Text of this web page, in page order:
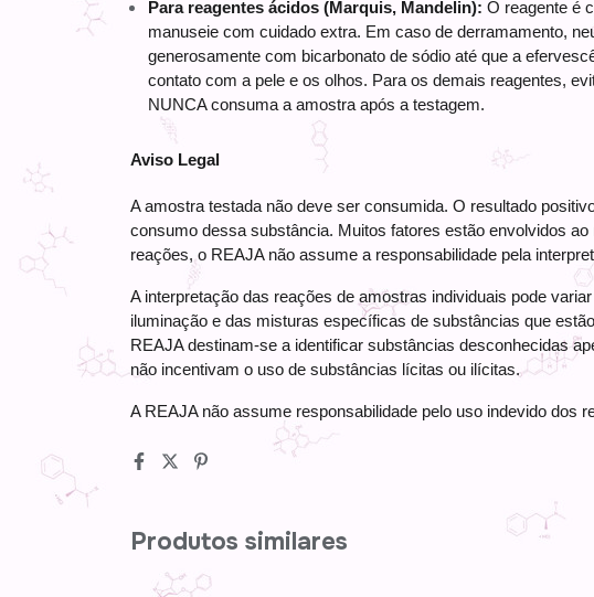
Para reagentes ácidos (Marquis, Mandelin): O reagente é
manuseie com cuidado extra. Em caso de derramamento,
generosamente com bicarbonato de sódio até que a
contato com a pele e os olhos. Para os demais reagentes,
NUNCA consuma a amostra após a testagem.
Aviso Legal
A amostra testada não deve ser consumida. O resultado
consumo dessa substância. Muitos fatores estão envolvidos
reações, o REAJA não assume a responsabilidade pela
A interpretação das reações de amostras individuais pode
iluminação e das misturas específicas de substâncias que
REAJA destinam-se a identificar substâncias desconhecidas
não incentivam o uso de substâncias lícitas ou ilícitas.
A REAJA não assume responsabilidade pelo uso indevido dos
Produtos similares